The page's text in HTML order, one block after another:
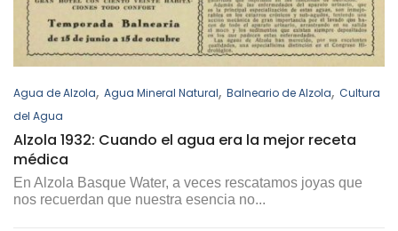
Agua de Alzola, Agua Mineral Natural, Balneario de Alzola, Cultura
del Agua
Alzola 1932: Cuando el agua era la mejor receta
médica
En Alzola Basque Water, a veces rescatamos joyas que
nos recuerdan que nuestra esencia no...